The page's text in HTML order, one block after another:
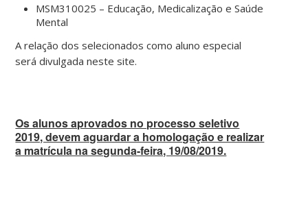
MSM310025 – Educação, Medicalização e Saúde
Mental
A relação dos selecionados como aluno especial
será divulgada neste site.
Os alunos aprovados no processo seletivo
2019, devem aguardar a homologação e realizar
a matrícula na segunda-feira, 19/08/2019.